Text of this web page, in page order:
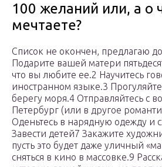
100 желаний или, а о
мечтаете?
Список не окончен, предлагаю
Подарите вашей матери
что вы любите ее.2 Научитесь
иностранном языке.3
берегу моря.4 Отправляйтесь с
Петербург (или в другое
Оденьтесь в нарядную одежду и
Завести детей7 Закажите
пусть это будет даже уличный
сняться в кино в массовке.9